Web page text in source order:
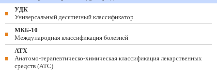
УДК
Универсальный десятичный классификатор
МКБ-10
Международная классификация болезней
АТХ
Анатомо-терапевтическо-химическая классификация лекарственных
средств (ATC)